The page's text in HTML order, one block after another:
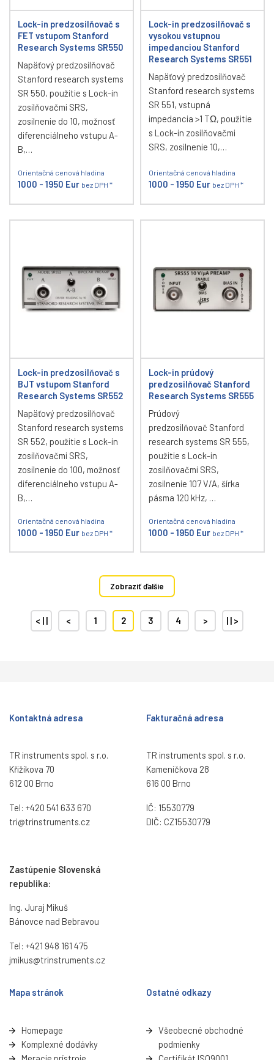
Lock-in predzosilňovač s
FET vstupom Stanford
Research Systems SR550
Napäťový predzosilňovač
Stanford research systems
SR 550, použitie s Lock-in
zosilňovačmi SRS,
zosilnenie do 10, možnosť
diferenciálneho vstupu A-
B,…
Orientačná cenová hladina
1000 - 1950 Eur bez DPH *
Lock-in predzosilňovač s
vysokou vstupnou
impedanciou Stanford
Research Systems SR551
Napäťový predzosilňovač
Stanford research systems
SR 551, vstupná
impedancia >1 TΩ, použitie
s Lock-in zosilňovačmi
SRS, zosilnenie 10,…
Orientačná cenová hladina
1000 - 1950 Eur bez DPH *
Lock-in predzosilňovač s
BJT vstupom Stanford
Research Systems SR552
Napäťový predzosilňovač
Stanford research systems
SR 552, použitie s Lock-in
zosilňovačmi SRS,
zosilnenie do 100, možnosť
diferenciálneho vstupu A-
B,…
Orientačná cenová hladina
1000 - 1950 Eur bez DPH *
Lock-in prúdový
predzosilňovač Stanford
Research Systems SR555
Prúdový
predzosilňovač Stanford
research systems SR 555,
použitie s Lock-in
zosilňovačmi SRS,
zosilnenie 107 V/A, šírka
pásma 120 kHz, …
Orientačná cenová hladina
1000 - 1950 Eur bez DPH *
Zobraziť ďalšie
< | | < 1 2 3 4 > | | >
Kontaktná adresa
TR instruments spol. s r.o.
Křižíkova 70
612 00 Brno
Tel: +420 541 633 670
tri@trinstruments. cz
Zastúpenie Slovenská
republika:
Ing. Juraj Mikuš
Bánovce nad Bebravou
Tel: +421 948 161 475
jmikus@trinstruments.cz
Fakturačná adresa
TR instruments spol. s r.o.
Kameníčkova 28
616 00 Brno
IČ: 15530779
DIČ: CZ15530779
Mapa stránok
Homepage
Komplexné dodávky
Ostatné odkazy
Všeobecné obchodné
podmienky